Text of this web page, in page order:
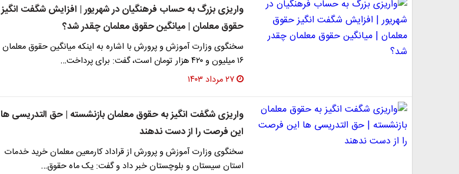
واریزی بزرگ به حساب فرهنگیان در شهریور | افزایش شگفت انگیز
حقوق معلمان | میانگین حقوق معلمان چقدر شد؟
سخنگوی وزارت آموزش و پرورش با اشاره به اینکه میانگین حقوق معلمان
۱۶ میلیون و ۴۲۰ هزار تومان است، گفت: برای پرداخت…
۲۷ مرداد ۱۴۰۳
واریزی شگفت انگیز به حقوق معلمان بازنشسته | حق التدریسی ها
این فرصت را از دست ندهند
سخنگوی وزارت آموزش و پرورش از قراداد کار‌معین معلمان خرید خدمات
استان سیستان و بلوچستان خبر داد و گفت: یک ماه حقوق…